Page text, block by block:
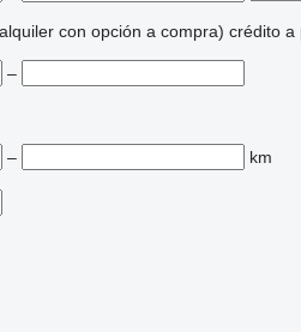
con opción a compra) crédito a
–
–
km